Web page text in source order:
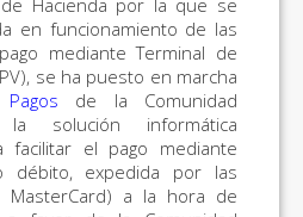
Hacienda por la que se
en funcionamiento de las
mediante Terminal de
se ha puesto en marcha
de la Comunidad
solución informática
facilitar el pago mediante
débito, expedida por las
MasterCard) a la hora de